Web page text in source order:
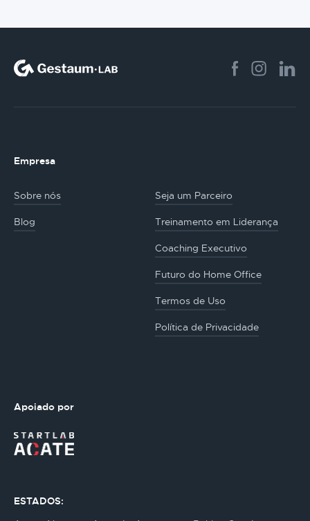
Empresa
Sobre nós Seja um Parceiro
Blog Treinamento em Liderança
Coaching Executivo
Futuro do Home Office
Termos de Uso
Política de Privacidade
Apoiado por
ESTADOS: